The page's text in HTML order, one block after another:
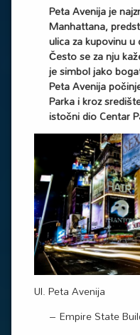
Peta Avenija je
Manhattana,
ulica za kupovinu
Često se za nju
je simbol jako
Peta Avenija
Parka i kroz
istočni dio Centar
Ul. Peta Avenija
– Empire State